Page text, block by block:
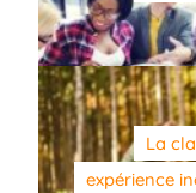
La
expérience